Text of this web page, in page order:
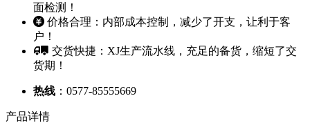
面检测！
价格合理：内部成本控制，减少了开支，让利于客
户！
交货快捷：XJ生产流水线，充足的备货，缩短了交
货期！
热线 ：0577-85555669
产品详情